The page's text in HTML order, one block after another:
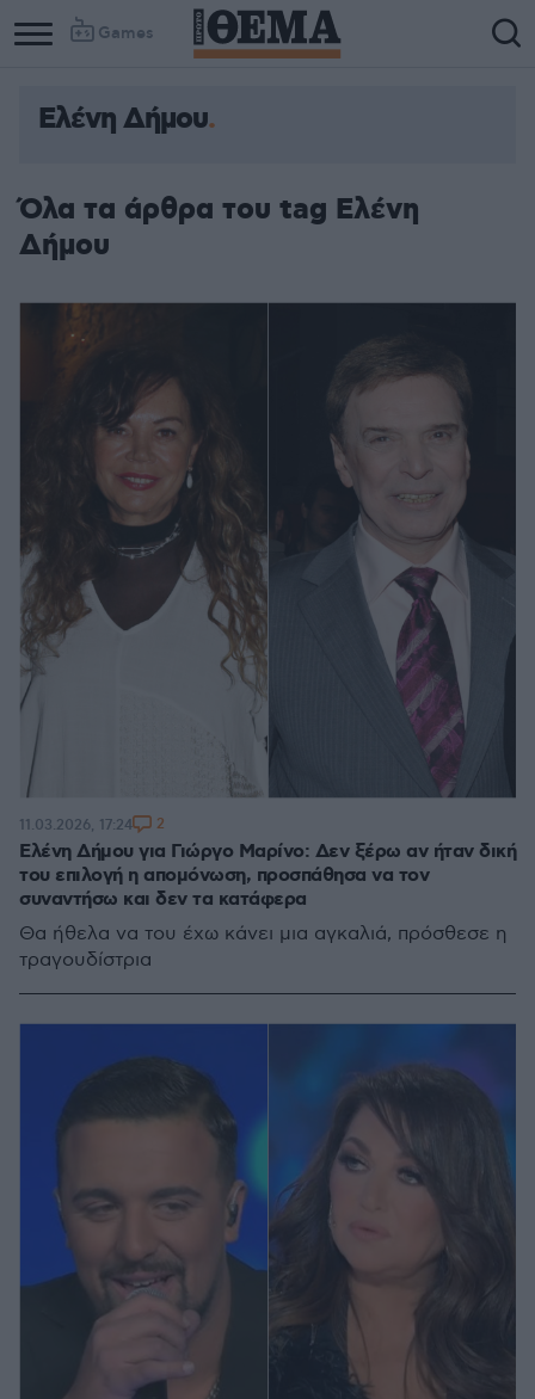
Games
Ελένη Δήμου
Όλα τα άρθρα του tag Ελένη
Δήμου
Ελένη Δήμου για Γιώργο Μαρίνο: Δεν ξέρω αν ήταν δική
του επιλογή η απομόνωση, προσπάθησα να τον
συναντήσω και δεν τα κατάφερα
Θα ήθελα να του έχω κάνει μια αγκαλιά, πρόσθεσε η
τραγουδίστρια
11.03.2026, 17:24 2